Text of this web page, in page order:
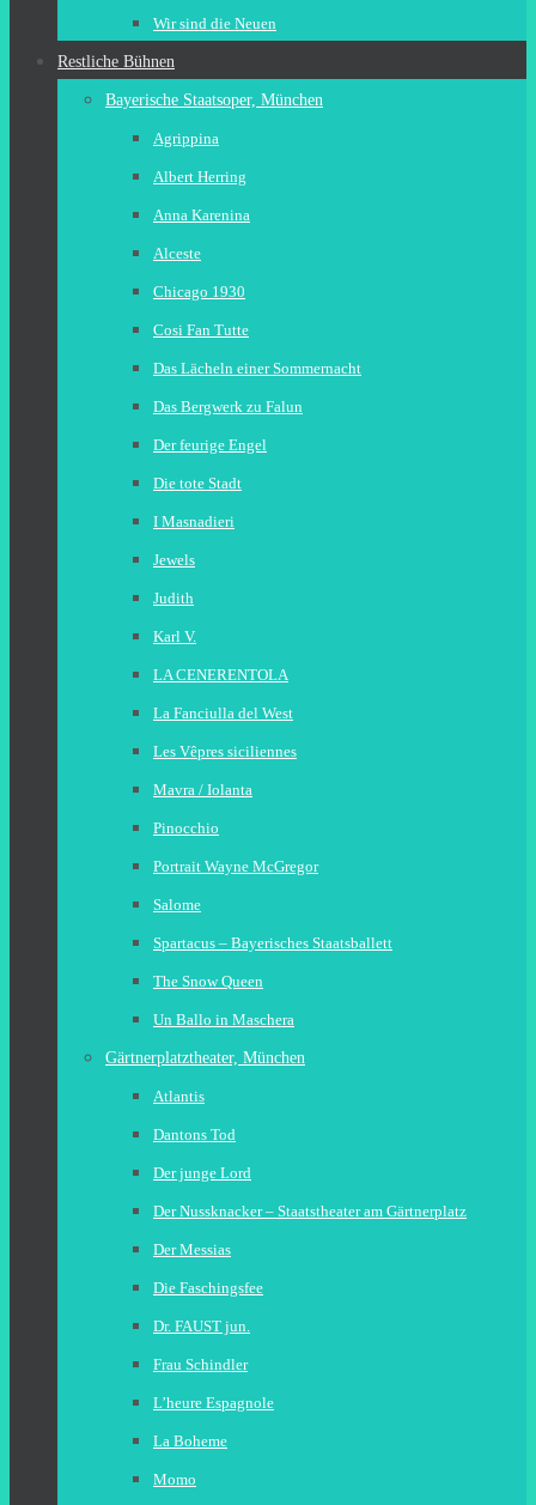
Wir sind die Neuen
Restliche Bühnen
Bayerische Staatsoper, München
Agrippina
Albert Herring
Anna Karenina
Alceste
Chicago 1930
Cosi Fan Tutte
Das Lächeln einer Sommernacht
Das Bergwerk zu Falun
Der feurige Engel
Die tote Stadt
I Masnadieri
Jewels
Judith
Karl V.
LA CENERENTOLA
La Fanciulla del West
Les Vêpres siciliennes
Mavra / Iolanta
Pinocchio
Portrait Wayne McGregor
Salome
Spartacus – Bayerisches Staatsballett
The Snow Queen
Un Ballo in Maschera
Gärtnerplatztheater, München
Atlantis
Dantons Tod
Der junge Lord
Der Nussknacker – Staatstheater am Gärtnerplatz
Der Messias
Die Faschingsfee
Dr. FAUST jun.
Frau Schindler
L’heure Espagnole
La Boheme
Momo